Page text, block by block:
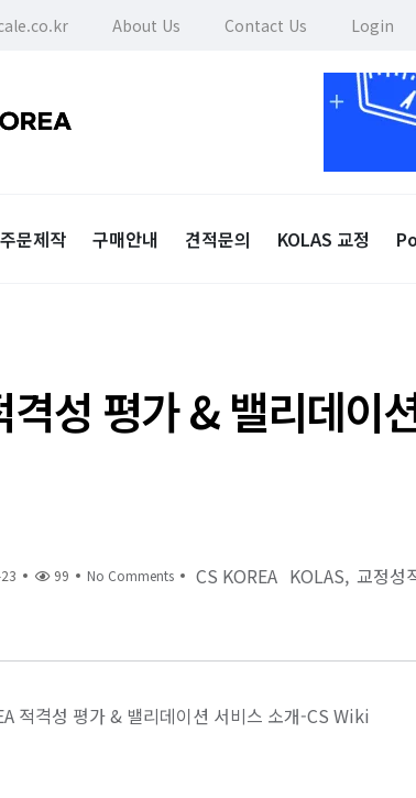
About Us Contact Us Login
주문제작 구매안내 견적문의 KOLAS 교정
격성 평가 & 밸리데이
99 No Comments CS KOREA KOLAS 교정성
적격성 평가 & 밸리데이션 서비스 소개-CS Wiki